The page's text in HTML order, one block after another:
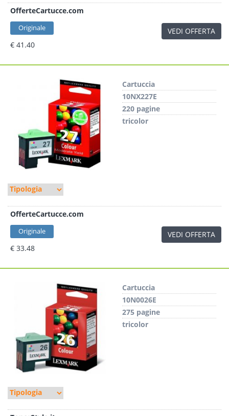
OfferteCartucce.com
Originale
€ 41.40
VEDI OFFERTA
Cartuccia
10NX227E
220 pagine
tricolor
OfferteCartucce.com
Originale
€ 33.48
VEDI OFFERTA
Cartuccia
10N0026E
275 pagine
tricolor